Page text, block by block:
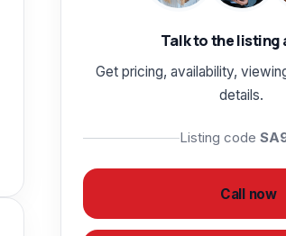
Talk to the listing
Get pricing, availability,
details.
Listing code
Call now